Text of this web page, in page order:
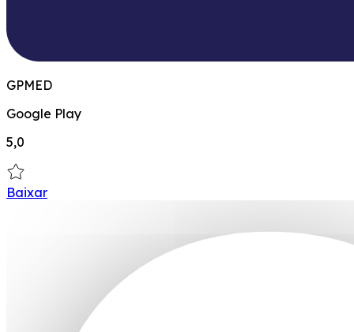
GPMED
Google Play
5,0
Baixar